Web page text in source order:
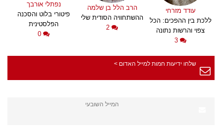
עודד מזרחי
ללכת בין ההפכים: הכל
צפוי והרשות נתונה
3
הרב הלל בן שלמה
ההשתחוויה הסודית שלי
2
נפתלי אורבך
פיטורי בלוט והסכנה
הפלסטינית
0
שלחו ידיעות חמות למייל האדום >
המייל השובעי